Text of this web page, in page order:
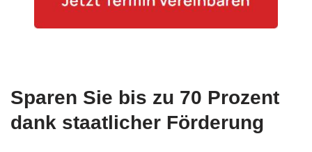
Sparen Sie bis zu 70 Prozent
dank staatlicher Förderung